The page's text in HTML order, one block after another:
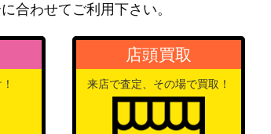
（ONE PIECE CARD THE
BEST）
（二つの伝説）
3,200
（ONE PIECE CARD THE
合わせてご利用下さい。
店頭買取
来店で査定、その場で買取！